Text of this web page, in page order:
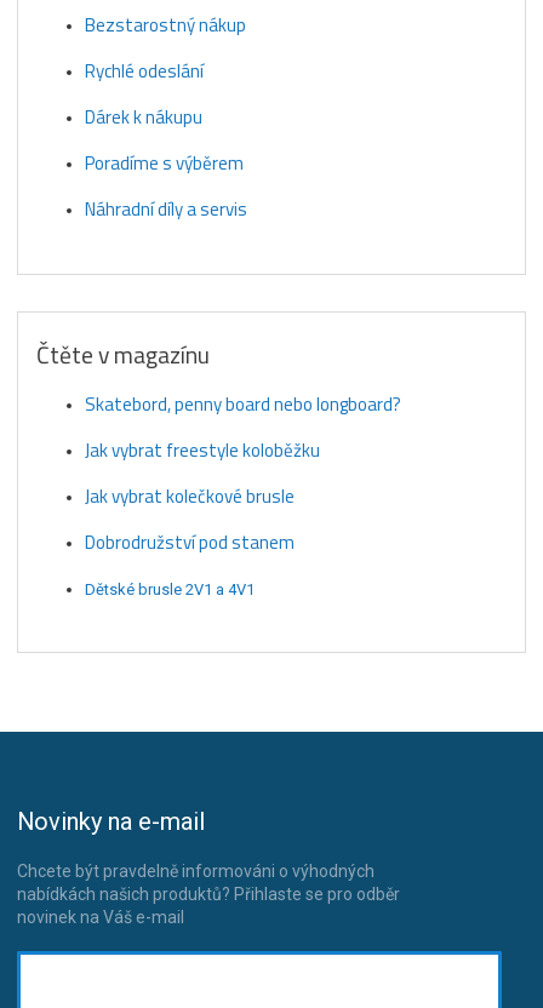
Bezstarostný nákup
Rychlé odeslání
Dárek k nákupu
Poradíme s výběrem
Náhradní díly a servis
Čtěte v magazínu
Skatebord, penny board nebo longboard?
Jak vybrat freestyle koloběžku
Jak vybrat kolečkové brusle
Dobrodružství pod stanem
Dětské brusle 2V1 a 4V1
Novinky na e-mail
Chcete být pravdelně informováni o výhodných
nabídkách našich produktů? Přihlaste se pro odběr
novinek na Váš e-mail